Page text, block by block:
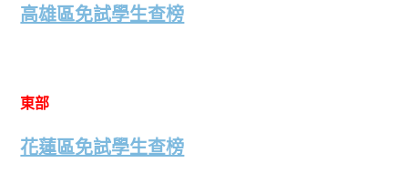
高雄區免試學生查榜
東部
花蓮區免試學生查榜